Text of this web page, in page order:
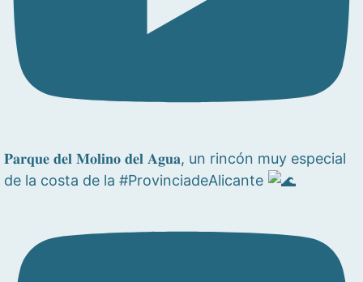
𝐏𝐚𝐫𝐪𝐮𝐞 𝐝𝐞𝐥 𝐌𝐨𝐥𝐢𝐧𝐨 𝐝𝐞𝐥 𝐀𝐠𝐮𝐚, un rincón muy especial
de la costa de la #ProvinciadeAlicante